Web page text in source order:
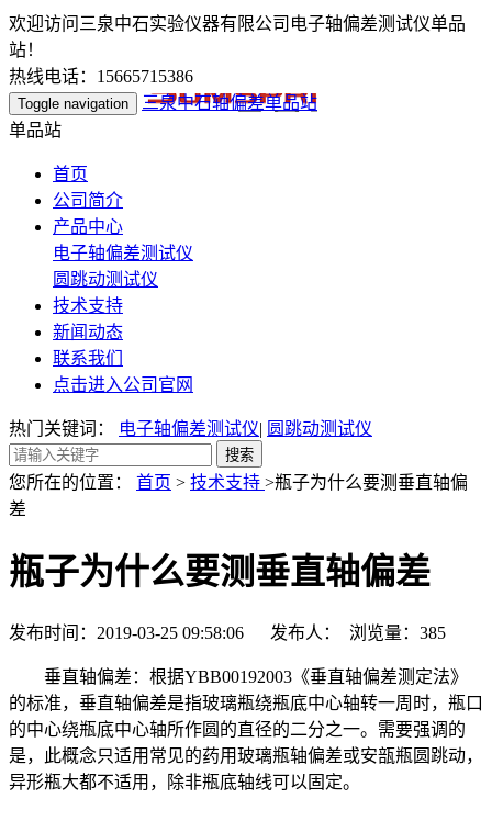
欢迎访问三泉中石实验仪器有限公司电子轴偏差测试仪单品
站！
热线电话：15665715386
Toggle navigation
三泉中石轴偏差单品站
单品站
首页
公司简介
产品中心
电子轴偏差测试仪
圆跳动测试仪
技术支持
新闻动态
联系我们
点击进入公司官网
热门关键词： 电子轴偏差测试仪| 圆跳动测试仪
您所在的位置： 首页 > 技术支持 >瓶子为什么要测垂直轴偏
差
瓶子为什么要测垂直轴偏差
发布时间：2019-03-25 09:58:06 发布人： 浏览量： 385
垂直轴偏差：根据YBB00192003《垂直轴偏差测定法》
的标准，垂直轴偏差是指玻璃瓶绕瓶底中心轴转一周时，瓶口
的中心绕瓶底中心轴所作圆的直径的二分之一。需要强调的
是，此概念只适用常见的药用玻璃瓶轴偏差或安瓿瓶圆跳动，
异形瓶大都不适用，除非瓶底轴线可以固定。